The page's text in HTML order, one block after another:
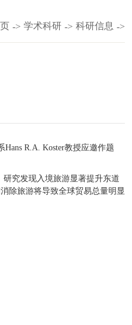
-> 学术科研 -> 科研信息 ->
R.A. Koster教授应邀作题
究发现入境旅游显著提升东道
除旅游将导致全球贸易总量明显